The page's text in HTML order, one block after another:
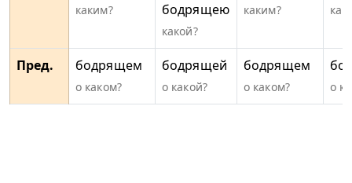
каким?
бодрящею
какой?
каким?
Пред. бодрящем
о каком?
бодрящей
о какой?
бодрящем
о каком? о